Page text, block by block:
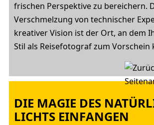
frischen Perspektive zu bereichern.
Verschmelzung von technischer
kreativer Vision ist der Ort, an dem
Stil als Reisefotograf zum Vorschein
DIE MAGIE DES
LICHTS EINFANGEN